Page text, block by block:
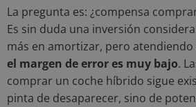
La pregunta es: ¿compensa
Es sin duda una inversión
más en amortizar, pero
el margen de error es muy bajo.
comprar un coche híbrido sigue
pinta de desaparecer, sino de